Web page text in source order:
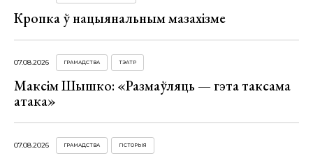
Кропка ў нацыянальным мазахізме
07.08.2026 ГРАМАДСТВА ТЭАТР
Максім Шышко: «Размаўляць — гэта таксама
атака»
07.08.2026 ГРАМАДСТВА ГІСТОРЫЯ